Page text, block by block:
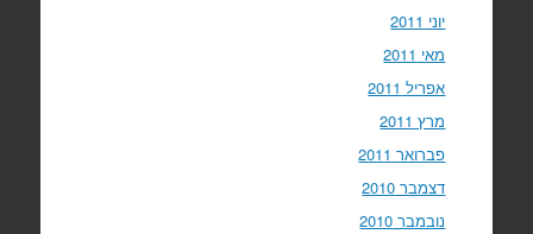
יוני 2011
מאי 2011
אפריל 2011
מרץ 2011
פברואר 2011
דצמבר 2010
נובמבר 2010